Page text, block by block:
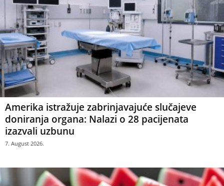
Amerika istražuje zabrinjavajuće slučajeve
doniranja organa: Nalazi o 28 pacijenata
izazvali uzbunu
7. August 2026.